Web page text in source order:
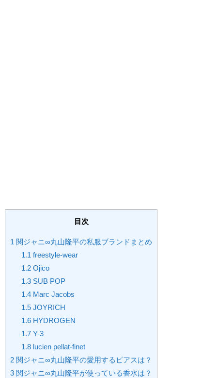
目次
1 関ジャニ∞丸山隆平の私服ブランドまとめ
1.1 freestyle-wear
1.2Ojico
1.3SUB POP
1.4Marc Jacobs
1.5JOYRICH
1.6HYDROGEN
1.7Y-3
1.8lucien pellat-finet
2 関ジャニ∞丸山隆平の愛用するピアスは？
3 関ジャニ∞丸山隆平が使っている香水は？